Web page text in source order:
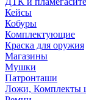
Кейсы
Кобуры
Комплектующие
Краска для оружия
Магазины
Мушки
Патронташи
Ложи, Комплекты